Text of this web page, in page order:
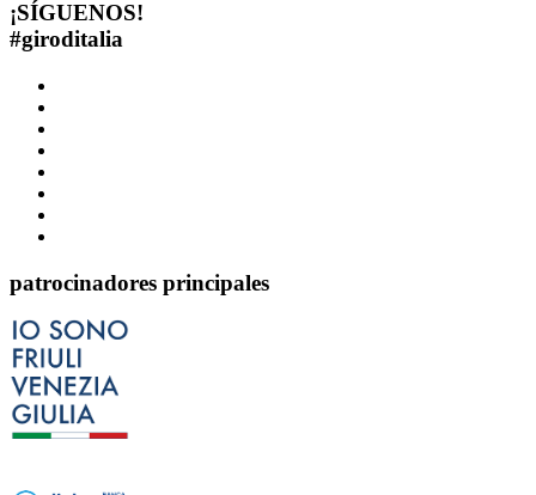
¡SÍGUENOS!
#giroditalia
patrocinadores principales